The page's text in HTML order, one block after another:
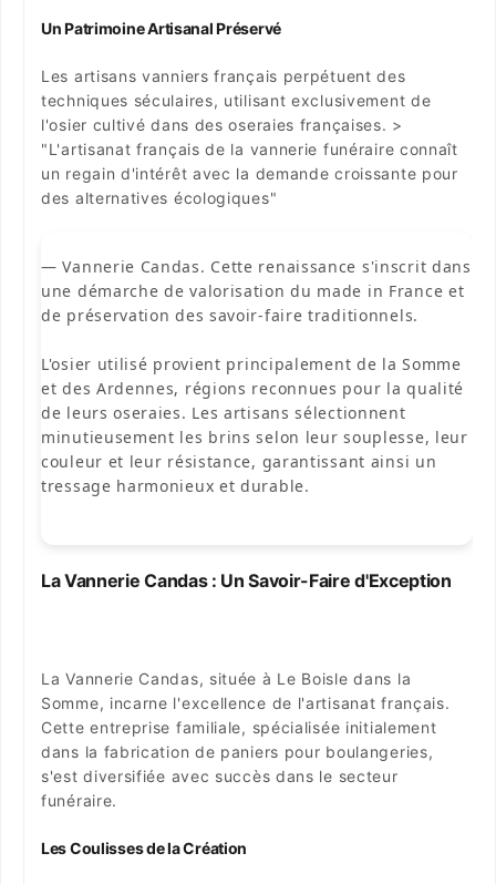
Un Patrimoine Artisanal Préservé
Les artisans vanniers français perpétuent des
techniques séculaires, utilisant exclusivement de
l'osier cultivé dans des oseraies françaises. >
"L'artisanat français de la vannerie funéraire connaît
un regain d'intérêt avec la demande croissante pour
des alternatives écologiques"
— Vannerie Candas. Cette renaissance s'inscrit dans
une démarche de valorisation du made in France et
de préservation des savoir-faire traditionnels.
L'osier utilisé provient principalement de la Somme
et des Ardennes, régions reconnues pour la qualité
de leurs oseraies. Les artisans sélectionnent
minutieusement les brins selon leur souplesse, leur
couleur et leur résistance, garantissant ainsi un
tressage harmonieux et durable.
La Vannerie Candas : Un Savoir-Faire d'Exception
La Vannerie Candas, située à Le Boisle dans la
Somme, incarne l'excellence de l'artisanat français.
Cette entreprise familiale, spécialisée initialement
dans la fabrication de paniers pour boulangeries,
s'est diversifiée avec succès dans le secteur
funéraire.
Les Coulisses de la Création